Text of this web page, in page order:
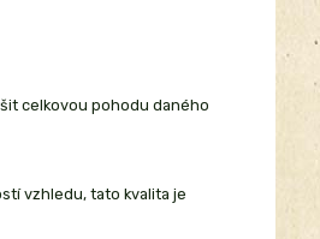
celkovou pohodu daného
vzhledu, tato kvalita je